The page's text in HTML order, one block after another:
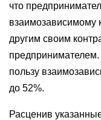
что
взаимозависимому
другим своим
пользу
до 52%.
Расценив